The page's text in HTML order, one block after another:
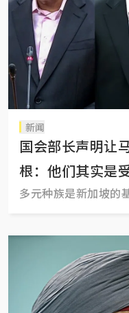
新闻
国会部长声明让
根：他们其实是
多元种族是新加坡的